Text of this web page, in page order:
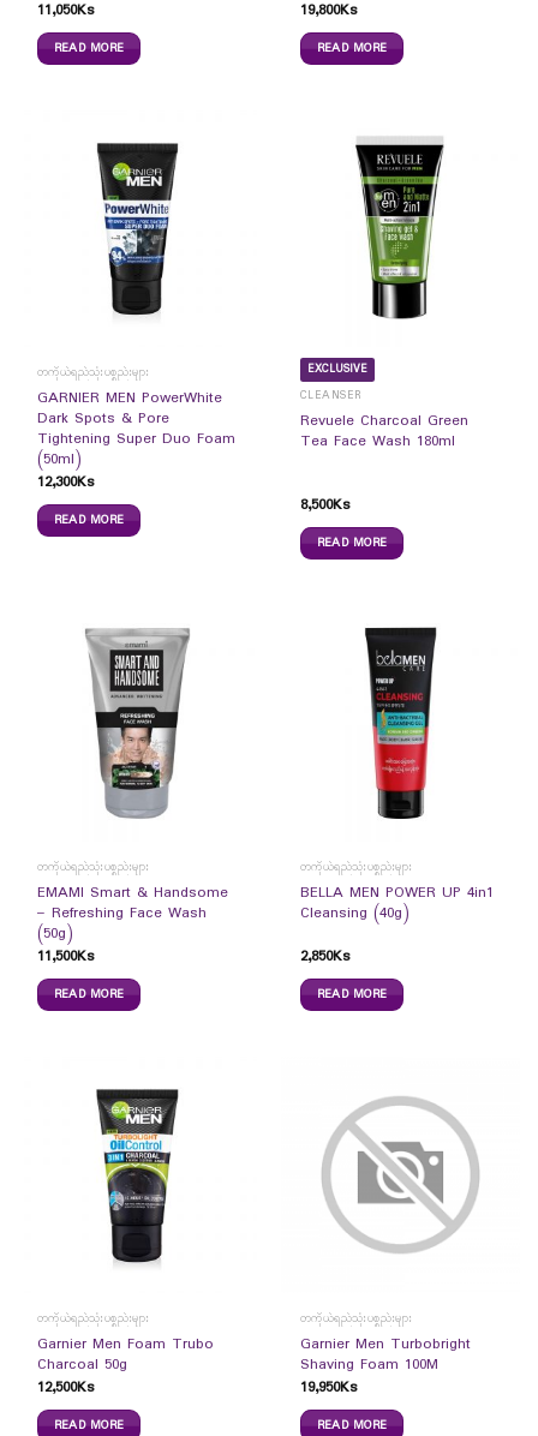
11,050Ks
READ MORE
19,800Ks
READ MORE
တကိုယ်ရည်သုံးပစ္စည်းများ
GARNIER MEN PowerWhite
Dark Spots & Pore
Tightening Super Duo Foam
(50ml)
12,300Ks
READ MORE
EXCLUSIVE
CLEANSER
Revuele Charcoal Green
Tea Face Wash 180ml
8,500Ks
READ MORE
တကိုယ်ရည်သုံးပစ္စည်းများ
EMAMI Smart & Handsome
– Refreshing Face Wash
(50g)
11,500Ks
READ MORE
တကိုယ်ရည်သုံးပစ္စည်းများ
BELLA MEN POWER UP 4in1
Cleansing (40g)
2,850Ks
READ MORE
တကိုယ်ရည်သုံးပစ္စည်းများ
Garnier Men Foam Trubo
Charcoal 50g
12,500Ks
READ MORE
တကိုယ်ရည်သုံးပစ္စည်းများ
Garnier Men Turbobright
Shaving Foam 100M
19,950Ks
READ MORE